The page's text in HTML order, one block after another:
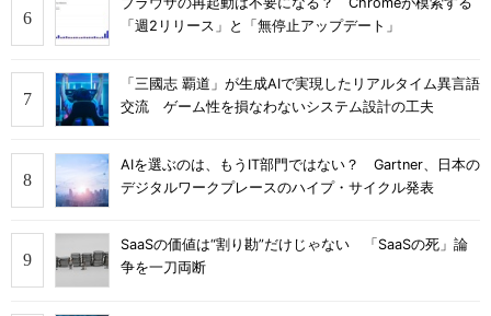
「週2リリース」と「無停止アップデート」
「三國志 覇道」が生成AIで実現したリアルタイム異言語
交流 ゲーム性を損なわないシステム設計の工夫
AIを選ぶのは、もうIT部門ではない？ Gartner、日本の
デジタルワークプレースのハイプ・サイクル発表
SaaSの価値は“割り勘”だけじゃない 「SaaSの死」論
争を一刀両断